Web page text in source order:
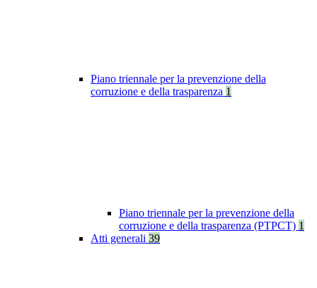
Piano triennale per la prevenzione della
corruzione e della trasparenza 1
Piano triennale per la prevenzione della
corruzione e della trasparenza (PTPCT) 1
Atti generali 39